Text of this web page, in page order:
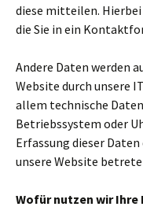
diese mitteilen. Hierbei
die Sie in ein
Andere Daten werden
Website durch unsere
allem technische
Betriebssystem oder
Erfassung dieser
unsere Website
Wofür nutzen wir Ihre